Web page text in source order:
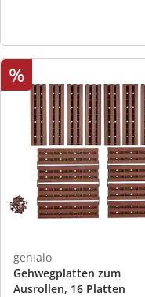
%
genialo
Gehwegplatten zum
Ausrollen, 16 Platten